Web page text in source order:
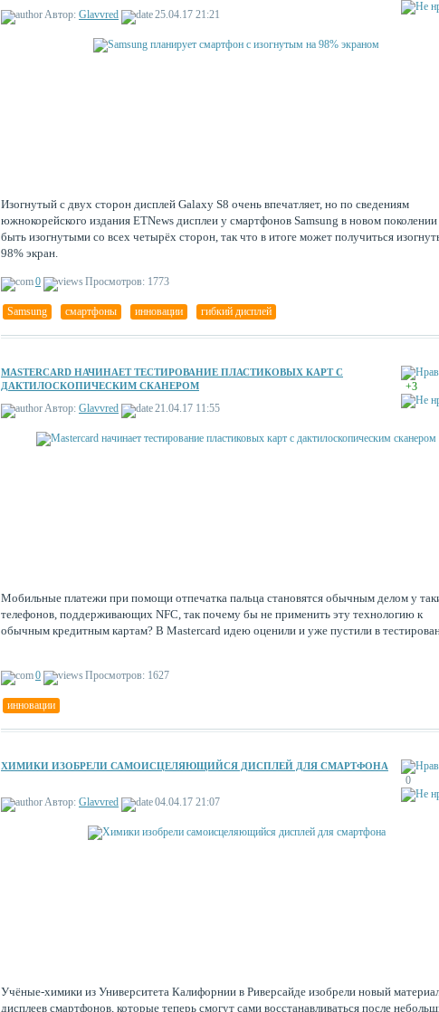
Автор: Glavvred 25.04.17 21:21
Изогнутый с двух сторон дисплей Galaxy S8 очень впечатляет, но по сведениям
южнокорейского издания ETNews дисплеи у смартфонов Samsung в новом
быть изогнутыми со всех четырёх сторон, так что в итоге может получиться
98% экран.
0 Просмотров: 1773
Samsung смартфоны инновации гибкий дисплей
+3
MASTERCARD НАЧИНАЕТ ТЕСТИРОВАНИЕ ПЛАСТИКОВЫХ КАРТ С
ДАКТИЛОСКОПИЧЕСКИМ СКАНЕРОМ
Автор: Glavvred 21.04.17 11:55
Мобильные платежи при помощи отпечатка пальца становятся обычным делом у
телефонов, поддерживающих NFC, так почему бы не применить эту технологию к
обычным кредитным картам? В Mastercard идею оценили и уже пустили в
0 Просмотров: 1627
инновации
0
ХИМИКИ ИЗОБРЕЛИ САМОИСЦЕЛЯЮЩИЙСЯ ДИСПЛЕЙ ДЛЯ СМАРТФОНА
Автор: Glavvred 04.04.17 21:07
Учёные-химики из Университета Калифорнии в Риверсайде изобрели новый
дисплеев смартфонов, которые теперь смогут сами восстанавливаться после